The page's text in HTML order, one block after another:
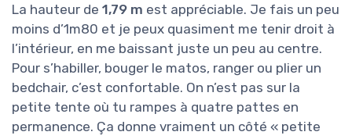
La hauteur de 1,79 m est appréciable. Je fais un peu
moins d’1m80 et je peux quasiment me tenir droit à
l’intérieur, en me baissant juste un peu au centre.
Pour s’habiller, bouger le matos, ranger ou plier un
bedchair, c’est confortable. On n’est pas sur la
petite tente où tu rampes à quatre pattes en
permanence. Ça donne vraiment un côté « petite